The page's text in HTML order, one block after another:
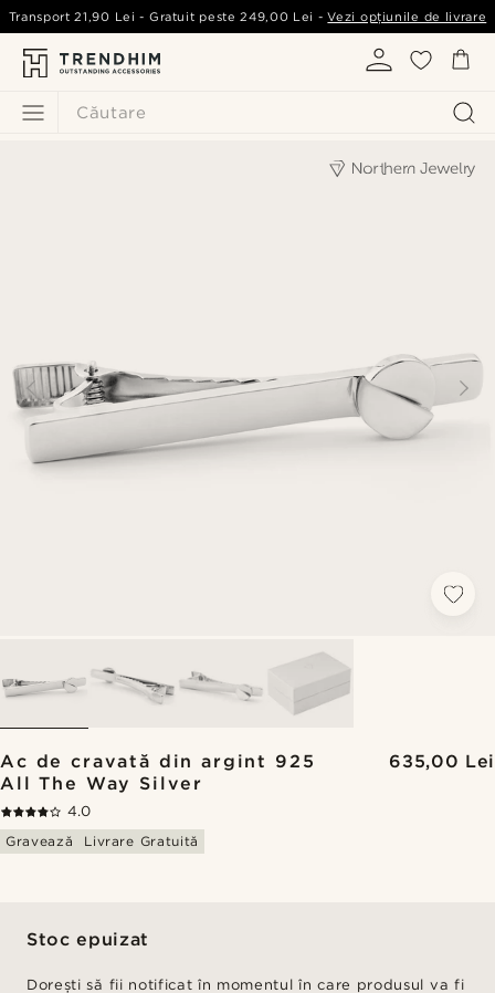
Căutare
Transport 21,90 Lei - Gratuit peste249,00 Lei -Vezi opțiunile de livrare
Ac de cravată din argint 925
All The Way Silver
635,00 Lei
4.0
Gravează
Livrare Gratuită
Stoc epuizat
Dorești să fii notificat în momentul în care produsul va fi